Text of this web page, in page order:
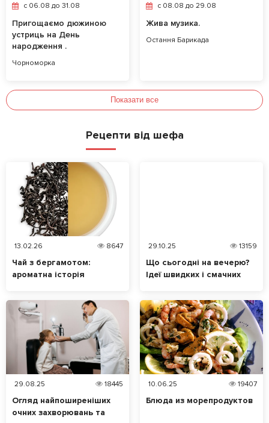
c 06.08 до 31.08
Пригощаємо дюжиною
устриць на День
народження .
Чорноморка
c 08.08 до 29.08
Жива музика.
Остання Барикада
Показати все
Рецепти від шефа
13.02.26 8647
Чай з бергамотом:
ароматна історія
29.10.25 13159
Що сьогодні на вечерю?
Ідеї швидких і смачних
29.08.25 18445
Огляд найпоширеніших
очних захворювань та
10.06.25 19407
Блюда из морепродуктов